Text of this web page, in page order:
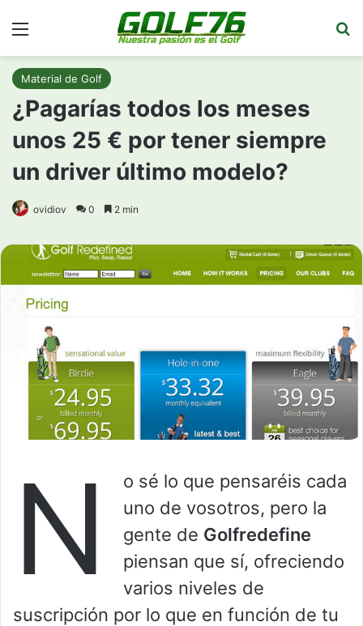
Material de Golf
¿Pagarías todos los meses
unos 25 € por tener siempre
un driver último modelo?
ovidiov 0 2 min
N
o sé lo que pensaréis cada
uno de vosotros, pero la
gente de Golfredefine
piensan que sí, ofreciendo
varios niveles de
suscripción por lo que en función de tu